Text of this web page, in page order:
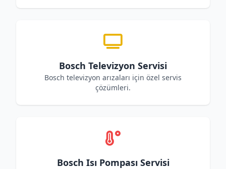
Bosch Televizyon Servisi
Bosch televizyon arızaları için özel servis
çözümleri.
Bosch Isı Pompası Servisi